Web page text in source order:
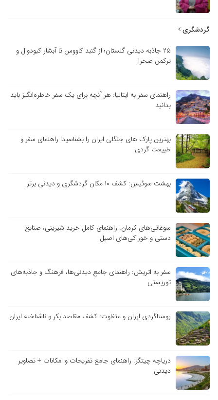
گردشگری
۲۵ جاذبه دیدنی گلستان؛ از گنبد کاووس تا آبشار کبودوال و
ترکمن صحرا
راهنمای سفر به ایتالیا: هر آنچه برای یک سفر خاطره‌انگیز باید
بدانید
بهترین پارک های جنگلی ایران را بشناسید! راهنمای سفر و
طبیعت گردی
بهشت سوئیس: کشف ۱۰ مکان گردشگری و دیدنی برتر
سوغاتی‌های کرمان: راهنمای کامل خرید شیرینی، صنایع
دستی و خوراکی‌های اصیل
سفر به اتریش: راهنمای جامع دیدنی‌ها، فرهنگ و جاذبه‌های
توریستی
روستاگردی ارزان و متفاوت: کشف مقاصد بکر و ناشناخته ایران
دریاچه چیتگر: راهنمای جامع تفریحات و امکانات + تصاویر
دیدنی